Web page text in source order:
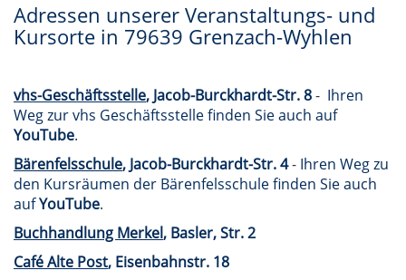
Adressen unserer Veranstaltungs- und
Kursorte in 79639 Grenzach-Wyhlen
vhs-Geschäftsstelle, Jacob-Burckhardt-Str. 8- Ihren
Weg zur vhs Geschäftsstelle finden Sie auch auf
YouTube.
Bärenfelsschule, Jacob-Burckhardt-Str. 4- Ihren Weg zu
den Kursräumen der Bärenfelsschule finden Sie auch
aufYouTube.
Buchhandlung Merkel, Basler, Str. 2
Café Alte Post, Eisenbahnstr. 18